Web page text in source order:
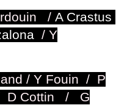
/ A Crastus
/ Y
/ Y Fouin / P
/ D Cottin / G